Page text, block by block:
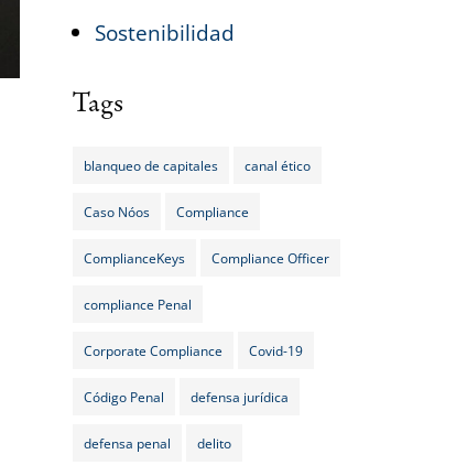
Sostenibilidad
Tags
blanqueo de capitales canal ético
Caso Nóos Compliance
ComplianceKeys Compliance Officer
compliance Penal
Corporate Compliance Covid-19
Código Penal defensa jurídica
defensa penal delito